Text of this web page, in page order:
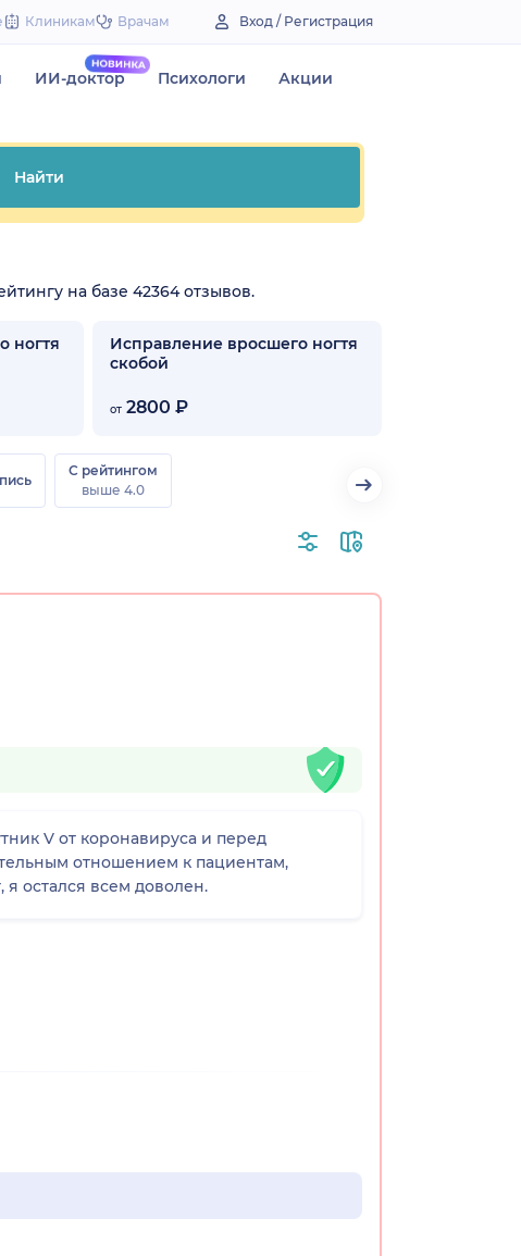
Клиникам Врачам Вход / Регистрация
ИИ-доктор Психологи Акции
Найти
на базе 42364 отзывов.
ногтя
Исправление вросшего ногтя
скобой
от 2800 ₽
С рейтингом
выше 4.0
V от коронавируса и перед
отношением к пациентам,
остался всем доволен.